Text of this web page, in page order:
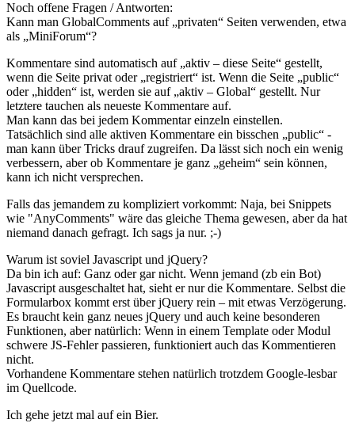
Noch offene Fragen / Antworten:
Kann man GlobalComments auf „privaten“ Seiten verwenden, etwa
als „MiniForum“?
Kommentare sind automatisch auf „aktiv – diese Seite“ gestellt,
wenn die Seite privat oder „registriert“ ist. Wenn die Seite „public“
oder „hidden“ ist, werden sie auf „aktiv – Global“ gestellt. Nur
letztere tauchen als neueste Kommentare auf.
Man kann das bei jedem Kommentar einzeln einstellen.
Tatsächlich sind alle aktiven Kommentare ein bisschen „public“ -
man kann über Tricks drauf zugreifen. Da lässt sich noch ein wenig
verbessern, aber ob Kommentare je ganz „geheim“ sein können,
kann ich nicht versprechen.
Falls das jemandem zu kompliziert vorkommt: Naja, bei Snippets
wie "AnyComments" wäre das gleiche Thema gewesen, aber da hat
niemand danach gefragt. Ich sags ja nur. ;-)
Warum ist soviel Javascript und jQuery?
Da bin ich auf: Ganz oder gar nicht. Wenn jemand (zb ein Bot)
Javascript ausgeschaltet hat, sieht er nur die Kommentare. Selbst die
Formularbox kommt erst über jQuery rein – mit etwas Verzögerung.
Es braucht kein ganz neues jQuery und auch keine besonderen
Funktionen, aber natürlich: Wenn in einem Template oder Modul
schwere JS-Fehler passieren, funktioniert auch das Kommentieren
nicht.
Vorhandene Kommentare stehen natürlich trotzdem Google-lesbar
im Quellcode.
Ich gehe jetzt mal auf ein Bier.